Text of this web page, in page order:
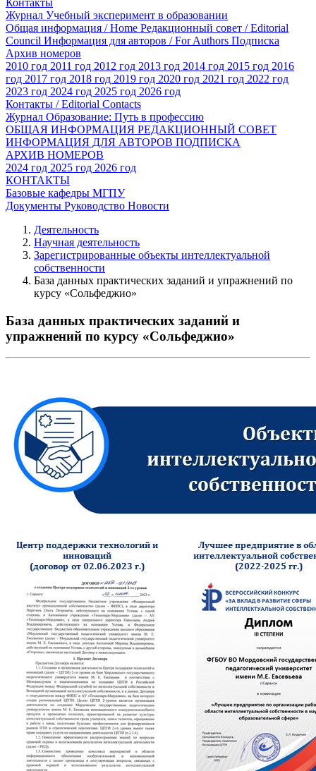
Журнал Учебный эксперимент в образовании
Общая информация / Home Редакционный совет / Editorial
Council Информация для авторов / For Authors Подписка
Архив номеров
2010 год 2011 год 2012 год 2013 год 2014 год 2015 год 2016
год 2017 год 2018 год 2019 год 2020 год 2021 год 2022 год
2023 год 2024 год 2025 год 2026 год
Контакты / Editorial Contacts
Журнал Образование: Путь в профессию
ОБЩАЯ ИНФОРМАЦИЯ РЕДАКЦИОННЫЙ СОВЕТ
ИНФОРМАЦИЯ ДЛЯ АВТОРОВ ПОДПИСКА
АРХИВ НОМЕРОВ
2024 год 2025 год 2026 год
КОНТАКТЫ
Базовые кафедры МГПУ
Документы Руководство Новости
Деятельность
Научная деятельность
Зарегистрированные объекты интеллектуальной
собственности
База данных практических заданий и упражнений по
курсу «Сольфеджио»
База данных практических заданий и
упражнений по курсу «Сольфеджио»